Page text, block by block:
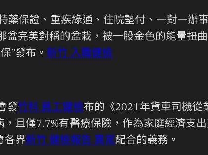
保證、重疾綠通、住院墊付、一對一辦
盆完美對稱的盆栽，被一股金色的能量扭
”發布。 新竹 入職健檢
發竹科 員工健檢布的《2021年貨車司機從
且僅7.7%有醫療保險，作為家庭經濟支
各界新竹 健檢報告 異常配合的義務。